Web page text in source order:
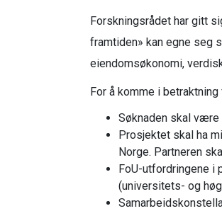
Forskningsrådet har gitt
framtiden» kan egne seg
eiendomsøkonomi,
For å komme i
Søknaden skal
Prosjektet skal ha
Norge. Partneren
FoU-utfordringene i
(universitets- og